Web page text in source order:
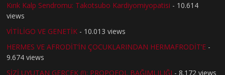
Kırık Kalp Sendromu: Takotsubo Kardiyomiyopatisi - 10.614
views
VİTİLİGO VE GENETİK - 10.013 views
HERMES VE AFRODİT’İN ÇOCUKLARINDAN HERMAFRODİT’E -
9.674 views
SİZİ UYUTAN GERÇEK (!): PROPOFOL BAĞIMLILIĞI - 8.172 views